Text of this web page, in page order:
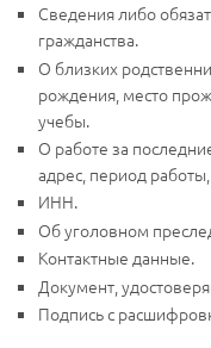
Сведения либо
гражданства.
О близких
рождения, место
учебы.
О работе за
адрес, период
ИНН.
Об уголовном
Контактные данные.
Документ,
Подпись с